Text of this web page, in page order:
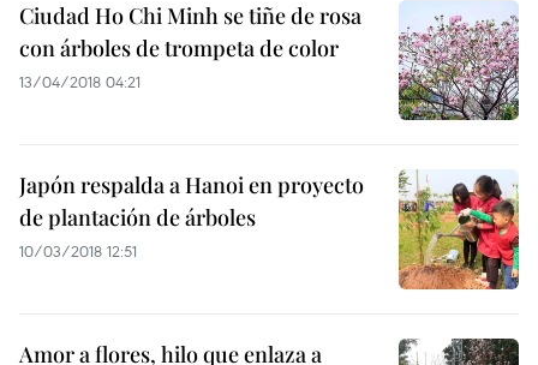
Ciudad Ho Chi Minh se tiñe de rosa
con árboles de trompeta de color
13/04/2018 04:21
Japón respalda a Hanoi en proyecto
de plantación de árboles
10/03/2018 12:51
Amor a flores, hilo que enlaza a